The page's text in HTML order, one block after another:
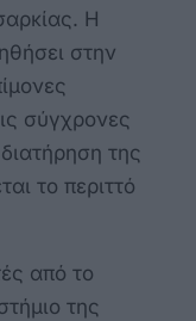
Η
στην
σύγχρονες
της
το περιττό
από το
της